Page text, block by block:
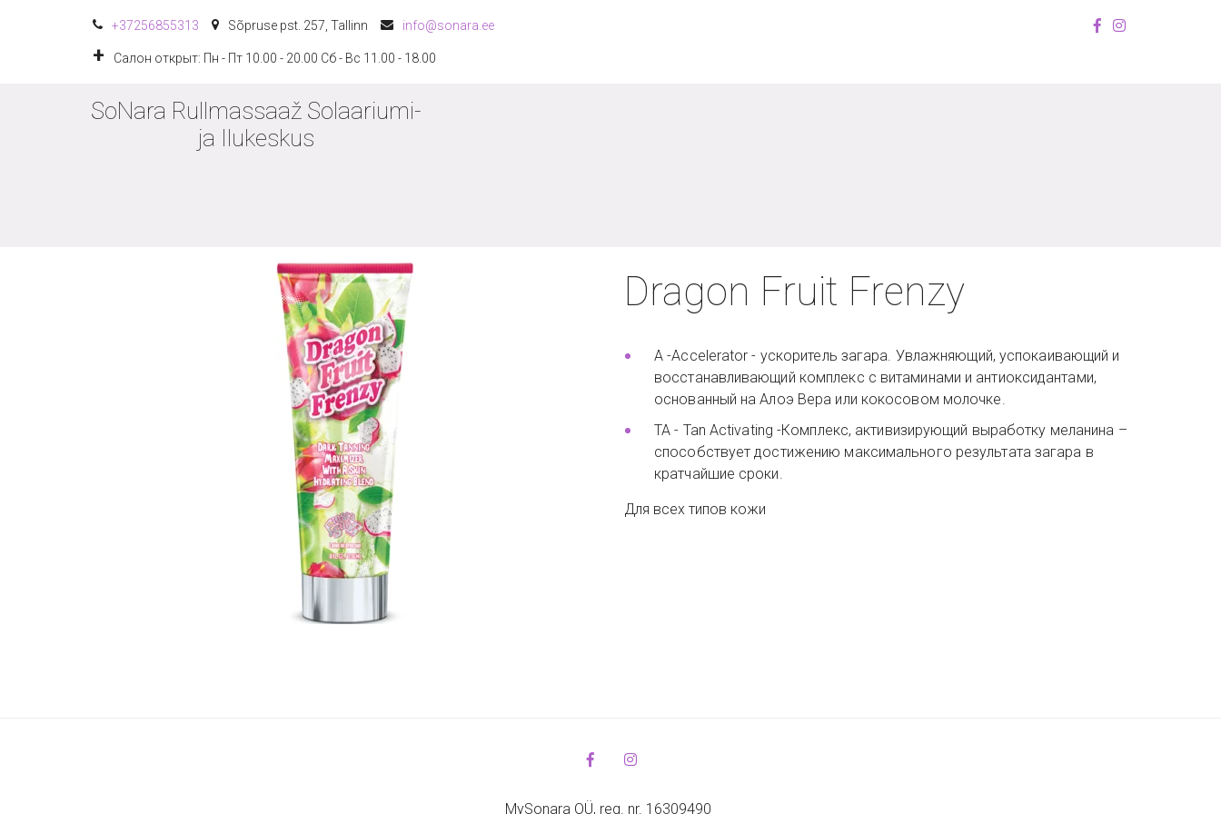
+37256855313 Sõpruse pst. 257 Tallinn info@sonara.ee
Салон открыт: Пн - Пт 10.00 - 20.00 Сб - Вс 11.00 - 18.00
SoNara Rullmassaaž Solaariumi-
ja Ilukeskus
Dragon Fruit Frenzy
A -Accelerator - ускоритель загара. Увлажняющий, успокаивающий и
восстанавливающий комплекс с витаминами и антиоксидантами,
основанный на Алоэ Вера или кокосовом молочке.
TA - Tan Activating -Комплекс, активизирующий выработку меланина –
способствует достижению максимального результата загара в
кратчайшие сроки.
Для всех типов кожи
MySonara OÜ, reg. nr. 16309490